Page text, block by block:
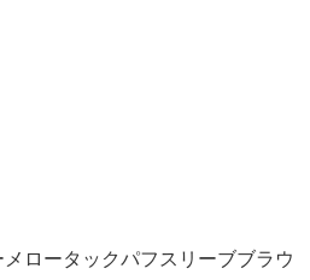
ロータックパフスリーブブラウ